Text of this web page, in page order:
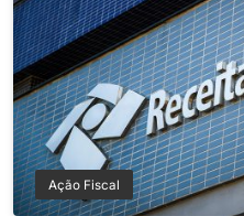
Ação Fiscal